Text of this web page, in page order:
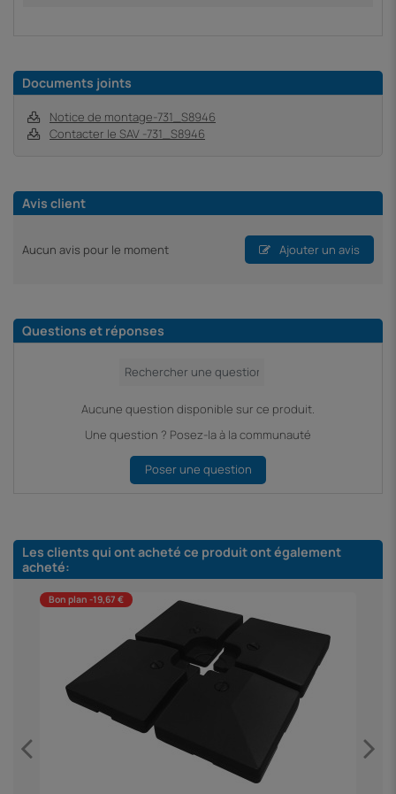
Documents joints
Notice de montage-731_S8946
Contacter le SAV -731_S8946
Avis client
Aucun avis pour le moment Ajouter un avis
Questions et réponses
Aucune question disponible sur ce produit.
Une question ? Posez-la à la communauté
Poser une question
Les clients qui ont acheté ce produit ont également
acheté:
Bon plan -19,67 €